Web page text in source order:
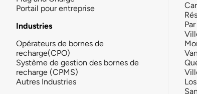
Portail pour entreprise
Industries
Opérateurs de bornes de
recharge(CPO)
Système de gestion des bornes de
recharge (CPMS)
Autres Industries